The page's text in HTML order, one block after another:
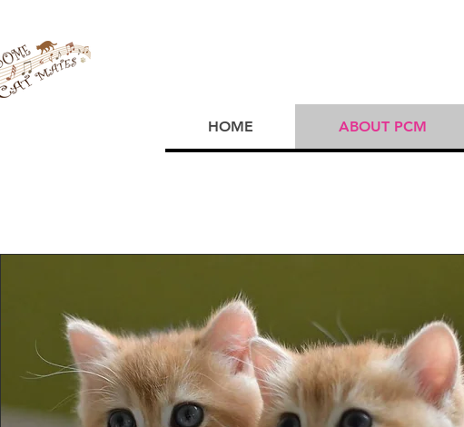
HOME ABOUT PCM